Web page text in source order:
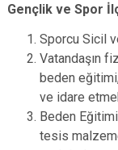
Gençlik ve Spor
Sporcu Sicil
Vatandaşın
beden
ve idare
Beden
tesis